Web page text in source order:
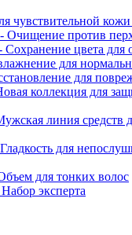
чувствительной
Очищение против
Сохранение цвета
для
для
коллекция для
линия средств
для
для тонких волос
эксперта